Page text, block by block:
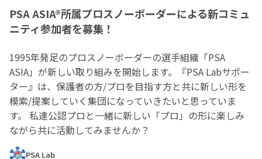
PSA ASIA®所属プロスノーボーダーによる新コミュ
ニティ参加者を募集！
1995年発足のプロスノーボーダーの選手組織「PSA
ASIA」が新しい取り組みを開始します。『PSA Labサポー
ター』は、保護者の方/プロを目指す方と共に新しい形を
模索/提案していく集団になっていきたいと思っていま
す。 私達公認プロと一緒に新しい「プロ」の形に楽しみ
ながら共に活動してみませんか？
PSA Lab